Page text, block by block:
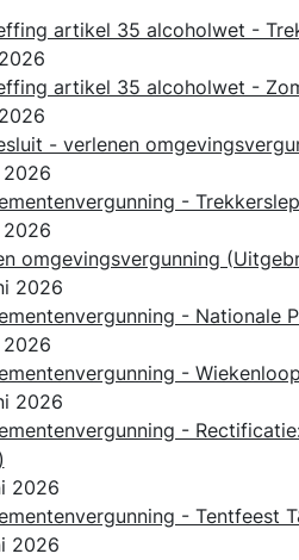
artikel 35 alcoholwet -
artikel 35 alcoholwet -
- verlenen
-
omgevingsvergunning
2026
- Nationale
-
2026
-
2026
- Tentfeest
2026